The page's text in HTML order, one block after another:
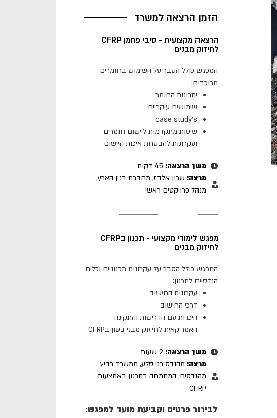
הזמן הרצאה למשרד
הרצאה מקצועית - סיבי פחמן CFRP
לחיזוק מבנים
המפגש כולל הסבר על השימוש בחומרים
מרוכבים:
יתרונות החומר
שימושים עיקריים
case study's
שיטות מתקדמות ליישום חומרים
ועקרונות להבטחת איכות היישום
משך הרצאה:
מרצה: שרון אלבז, מחברת בנין הארץ,
מנהל פרויקטים ראשי
מפגש לימודי מקצועי - תכנון בCFRP
לחיזוק מבנים
המפגש כולל הסבר על עקרונות תכנוניים וכלים
הנדסיים לתכנון:
עקרונות החישוב
דרכי החישוב
היכרות עם הדרישות והתקינה
האמריקאית לחיזוק מבני בטון בCFRP
משך הרצאה:
מרצה: מהנדס רני סלע, ממשרד רביץ
מהנדסים, המתמחה בתכנון באמצעות
CFRP
לבירור פרטים וקביעת מועד למפגש: